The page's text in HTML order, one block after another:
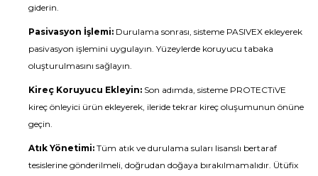
giderin.
Pasivasyon İşlemi: Durulama sonrası, sisteme PASIVEX ekleyerek
pasivasyon işlemini uygulayın. Yüzeylerde koruyucu tabaka
oluşturulmasını sağlayın.
Kireç Koruyucu Ekleyin: Son adımda, sisteme PROTECTiVE
kireç önleyici ürün ekleyerek, ileride tekrar kireç oluşumunun önüne
geçin.
Atık Yönetimi: Tüm atık ve durulama suları lisanslı bertaraf
tesislerine gönderilmeli, doğrudan doğaya bırakılmamalıdır. Ütüfix